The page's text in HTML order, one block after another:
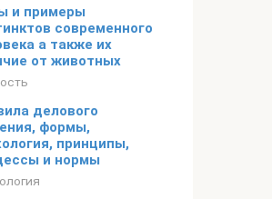
и примеры
современного
а также их
от животных
делового
формы,
принципы,
и нормы